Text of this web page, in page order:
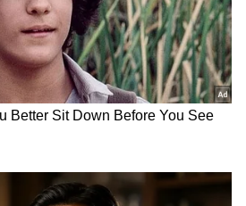
ಪತ್ರ, ಪಾಸ್‌ಪೋರ್ಟ್‌, ಜಾತಿ
ಅಂಕ ಪಟ್ಟಿ, ಮನೆ, ಸೈಟು ಖರೀದಿ